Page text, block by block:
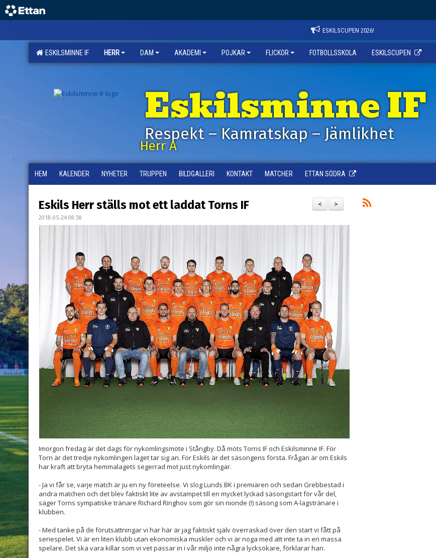
ESKILSCUPEN 2026!
ESKILSMINNE IF HERR DAM AKADEMI POJKAR FLICKOR FOTBOLLSSKOLA ESKILSCUPEN
Eskilsminne IF
Respekt – Kamratskap – Jämlikhet
Herr A
HEM KALENDER NYHETER TRUPPEN BILDGALLERI KONTAKT MATCHER ETTAN SÖDRA
>
<
Eskils Herr ställs mot ett laddat Torns IF
2018-05-24 08:38
Imorgon fredag är det dags för nykomlingsmöte i Stångby. Då möts Torns IF och Eskilsminne IF. För
Torn är det tredje nykomlingen laget tar sig an. För Eskils är det säsongens första. Frågan är om Eskils
har kraft att bryta hemmalagets segerrad mot just nykomlingar.
- Ja vi får se, varje match är ju en ny företeelse. Vi slog Lunds BK i premiären och sedan Grebbestad i
andra matchen och det blev faktiskt lite av avstampet till en mycket lyckad säsongstart för vår del,
säger Torns sympatiske tränare Richard Ringhov som gör sin nionde (!) säsong som A-lagstränare i
klubben.
- Med tanke på de förutsättningar vi har här är jag faktiskt själv överraskad över den start vi fått på
seriespelet. Vi är en liten klubb utan ekonomiska muskler och vi är noga med att inte ta in en massa
spelare. Det ska vara killar som vi vet passar in i vår miljö inte några lycksökare, förklarar han.